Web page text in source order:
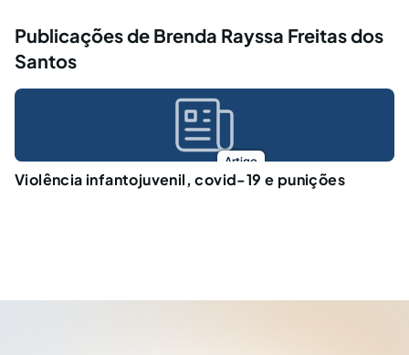
Publicações de Brenda Rayssa Freitas dos
Santos
Artigo
Violência infantojuvenil, covid-19 e punições